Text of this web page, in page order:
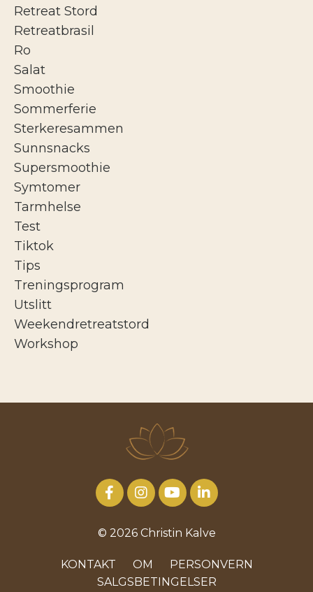
Retreat Stord
Retreatbrasil
Ro
Salat
Smoothie
Sommerferie
Sterkeresammen
Sunnsnacks
Supersmoothie
Symtomer
Tarmhelse
Test
Tiktok
Tips
Treningsprogram
Utslitt
Weekendretreatstord
Workshop
© 2026 Christin Kalve
KONTAKT OM
PERSONVERN
SALGSBETINGELSER